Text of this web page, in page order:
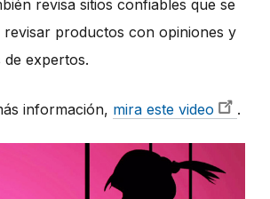
revisa sitios confiables que se
revisar productos con opiniones y
expertos.
información, mira este video .